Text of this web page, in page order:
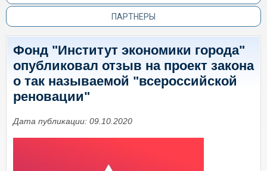
ПАРТНЕРЫ
Фонд "Институт экономики города"
опубликовал отзыв на проект закона
о так называемой "всероссийской
реновации"
Дата публикации: 09.10.2020